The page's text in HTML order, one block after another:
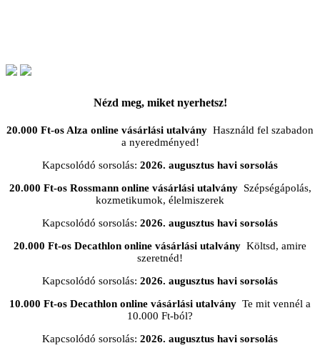
Nézd meg, miket nyerhetsz!
20.000 Ft-os Alza online vásárlási utalvány Használd fel szabadon
a nyeredményed!
Kapcsolódó sorsolás: 2026. augusztus havi sorsolás
20.000 Ft-os Rossmann online vásárlási utalványSzépségápolás,
kozmetikumok, élelmiszerek
Kapcsolódó sorsolás: 2026. augusztus havi sorsolás
20.000 Ft-os Decathlon online vásárlási utalvány Költsd, amire
szeretnéd!
Kapcsolódó sorsolás: 2026. augusztus havi sorsolás
10.000 Ft-os Decathlon online vásárlási utalvány Te mit vennél a
10.000 Ft-ból?
Kapcsolódó sorsolás: 2026. augusztus havi sorsolás